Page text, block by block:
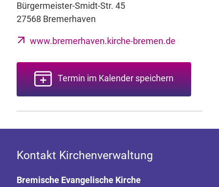
Bürgermeister-Smidt-Str. 45
27568 Bremerhaven
www.bremerhaven.kirche-bremen.de
Termin im Kalender speichern
Kontakt Kirchenverwaltung
Bremische Evangelische Kirche